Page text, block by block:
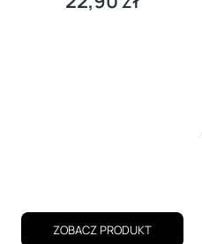
ZOBACZ PRODUKT